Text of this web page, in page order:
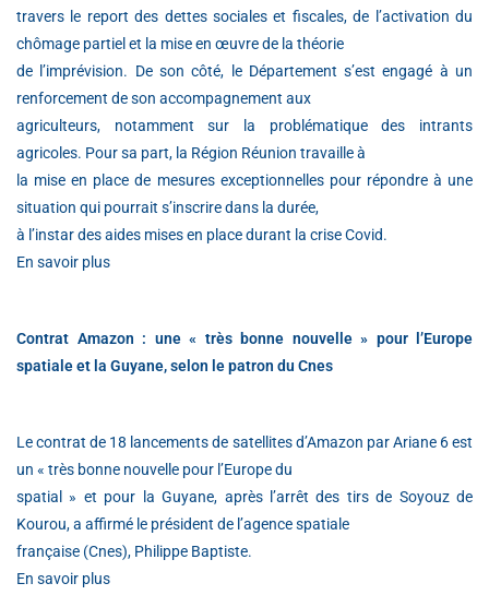
travers le report des dettes sociales et fiscales, de l’activation du
chômage partiel et la mise en œuvre de la théorie
de l’imprévision. De son côté, le Département s’est engagé à un
renforcement de son accompagnement aux
agriculteurs, notamment sur la problématique des intrants
agricoles. Pour sa part, la Région Réunion travaille à
la mise en place de mesures exceptionnelles pour répondre à une
situation qui pourrait s’inscrire dans la durée,
à l’instar des aides mises en place durant la crise Covid.
En savoir plus
Contrat Amazon : une « très bonne nouvelle » pour l’Europe
spatiale et la Guyane, selon le patron du Cnes
Le contrat de 18 lancements de satellites d’Amazon par Ariane 6 est
un « très bonne nouvelle pour l’Europe du
spatial » et pour la Guyane, après l’arrêt des tirs de Soyouz de
Kourou, a affirmé le président de l’agence spatiale
française (Cnes), Philippe Baptiste.
En savoir plus